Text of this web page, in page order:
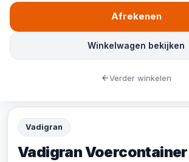
Vadigran
Vadigran Voercontainer
Winkelwagen bekijken
Afrekenen
Verder winkelen